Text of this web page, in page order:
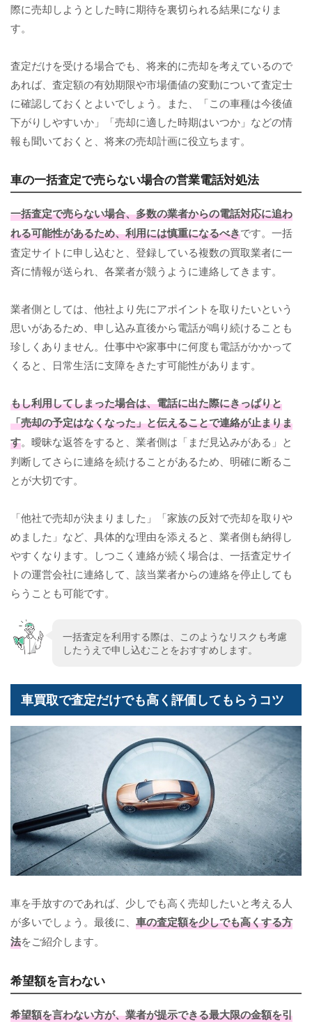
際に売却しようとした時に期待を裏切られる結果になりま
す。
査定だけを受ける場合でも、将来的に売却を考えているので
あれば、査定額の有効期限や市場価値の変動について査定士
に確認しておくとよいでしょう。また、「この車種は今後値
下がりしやすいか」「売却に適した時期はいつか」などの情
報も聞いておくと、将来の売却計画に役立ちます。
車の一括査定で売らない場合の営業電話対処法
一括査定で売らない場合、多数の業者からの電話対応に追わ
れる可能性があるため、利用には慎重になるべきです。一括
査定サイトに申し込むと、登録している複数の買取業者に一
斉に情報が送られ、各業者が競うように連絡してきます。
業者側としては、他社より先にアポイントを取りたいという
思いがあるため、申し込み直後から電話が鳴り続けることも
珍しくありません。仕事中や家事中に何度も電話がかかって
くると、日常生活に支障をきたす可能性があります。
もし利用してしまった場合は、電話に出た際にきっぱりと
「売却の予定はなくなった」と伝えることで連絡が止まりま
す。曖昧な返答をすると、業者側は「まだ見込みがある」と
判断してさらに連絡を続けることがあるため、明確に断るこ
とが大切です。
「他社で売却が決まりました」「家族の反対で売却を取りや
めました」など、具体的な理由を添えると、業者側も納得し
やすくなります。しつこく連絡が続く場合は、一括査定サイ
トの運営会社に連絡して、該当業者からの連絡を停止しても
らうことも可能です。
一括査定を利用する際は、このようなリスクも考慮
したうえで申し込むことをおすすめします。
車買取で査定だけでも高く評価してもらうコツ
車を手放すのであれば、少しでも高く売却したいと考える人
が多いでしょう。最後に、 車の査定額を少しでも高くする方
法をご紹介します。
希望額を言わない
希望額を言わない方が、業者が提示できる最大限の金額を引